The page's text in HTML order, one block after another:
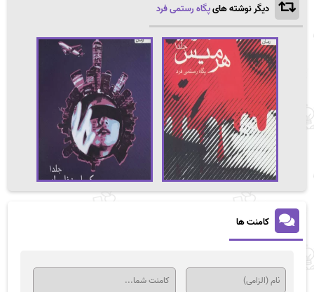
دیگر نوشته هایپگاه رستمی فرد
کامنت ها